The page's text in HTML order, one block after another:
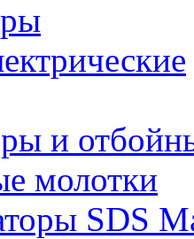
и
молотки
SDS